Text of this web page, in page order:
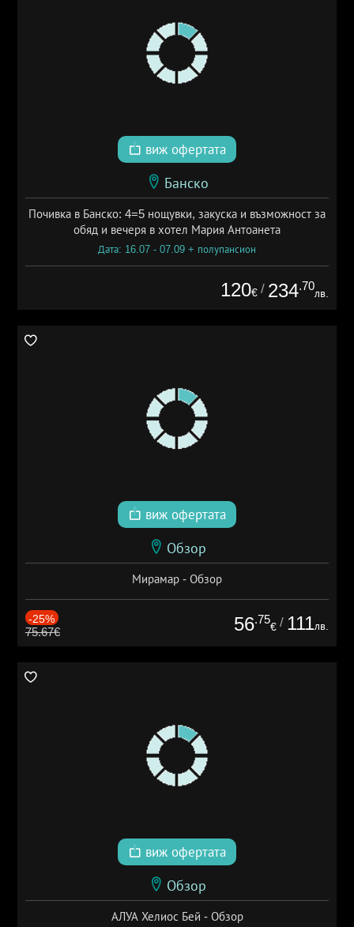
виж офертата
Банско
Почивка в Банско: 4=5 нощувки, закуска и възможност за
обяд и вечеря в хотел Мария Антоанета
Дата: 16.07 - 07.09 + полупансион
120€ / 234.70
лв.
виж офертата
Обзор
Мирамар - Обзор
-25%
75.67€ 56.75
€ / 111лв.
виж офертата
Обзор
АЛУА Хелиос Бей - Обзор